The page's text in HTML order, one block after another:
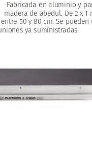
Fabricada en aluminio y
madera de abedul. De 2 x 1
entre 50 y 80 cm. Se pueden
ya suministradas.